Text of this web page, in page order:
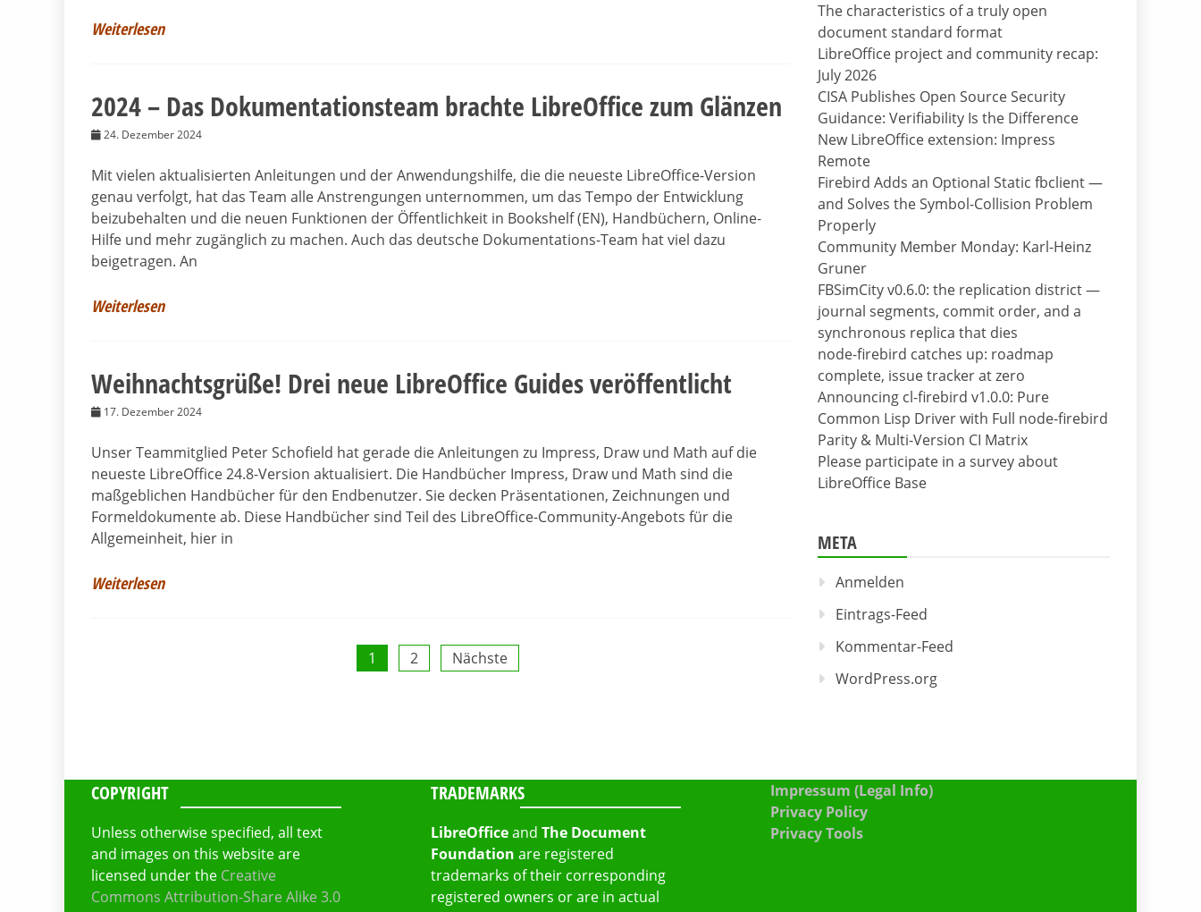
Weiterlesen
2024 – Das Dokumentationsteam brachte LibreOffice zum Glänzen
24. Dezember 2024
Mit vielen aktualisierten Anleitungen und der Anwendungshilfe, die die neueste LibreOffice-Version
genau verfolgt, hat das Team alle Anstrengungen unternommen, um das Tempo der Entwicklung
beizubehalten und die neuen Funktionen der Öffentlichkeit in Bookshelf (EN), Handbüchern, Online-
Hilfe und mehr zugänglich zu machen. Auch das deutsche Dokumentations-Team hat viel dazu
beigetragen. An
Weiterlesen
Weihnachtsgrüße! Drei neue LibreOffice Guides veröffentlicht
17. Dezember 2024
Unser Teammitglied Peter Schofield hat gerade die Anleitungen zu Impress, Draw und Math auf die
neueste LibreOffice 24.8-Version aktualisiert. Die Handbücher Impress, Draw und Math sind die
maßgeblichen Handbücher für den Endbenutzer. Sie decken Präsentationen, Zeichnungen und
Formeldokumente ab. Diese Handbücher sind Teil des LibreOffice-Community-Angebots für die
Allgemeinheit, hier in
Weiterlesen
1 2 Nächste
The characteristics of a truly open
document standard format
LibreOffice project and community recap:
July 2026
CISA Publishes Open Source Security
Guidance: Verifiability Is the Difference
New LibreOffice extension: Impress
Remote
Firebird Adds an Optional Static fbclient —
and Solves the Symbol-Collision Problem
Properly
Community Member Monday: Karl-Heinz
Gruner
FBSimCity v0.6.0: the replication district —
journal segments, commit order, and a
synchronous replica that dies
node-firebird catches up: roadmap
complete, issue tracker at zero
Announcing cl-firebird v1.0.0: Pure
Common Lisp Driver with Full node-firebird
Parity & Multi-Version CI Matrix
Please participate in a survey about
LibreOffice Base
META
Anmelden
Eintrags-Feed
Kommentar-Feed
WordPress.org
COPYRIGHT
Unless otherwise specified, all text
and images on this website are
licensed under the Creative
Commons Attribution-Share Alike 3.0
TRADEMARKS
LibreOfficeand The Document
Foundation are registered
trademarks of their corresponding
registered owners or are in actual
Impressum (Legal Info)
Privacy Policy
Privacy Tools